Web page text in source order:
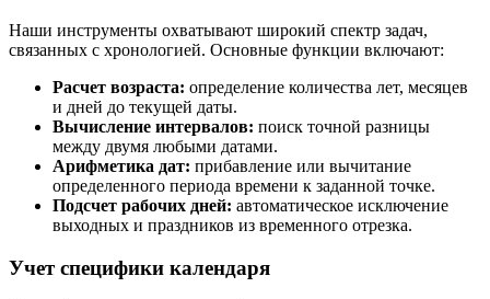
Наши инструменты охватывают широкий спектр задач,
связанных с хронологией. Основные функции включают:
Расчет возраста: определение количества лет, месяцев
и дней до текущей даты.
Вычисление интервалов: поиск точной разницы
между двумя любыми датами.
Арифметика дат: прибавление или вычитание
определенного периода времени к заданной точке.
Подсчет рабочих дней: автоматическое исключение
выходных и праздников из временного отрезка.
Учет специфики календаря